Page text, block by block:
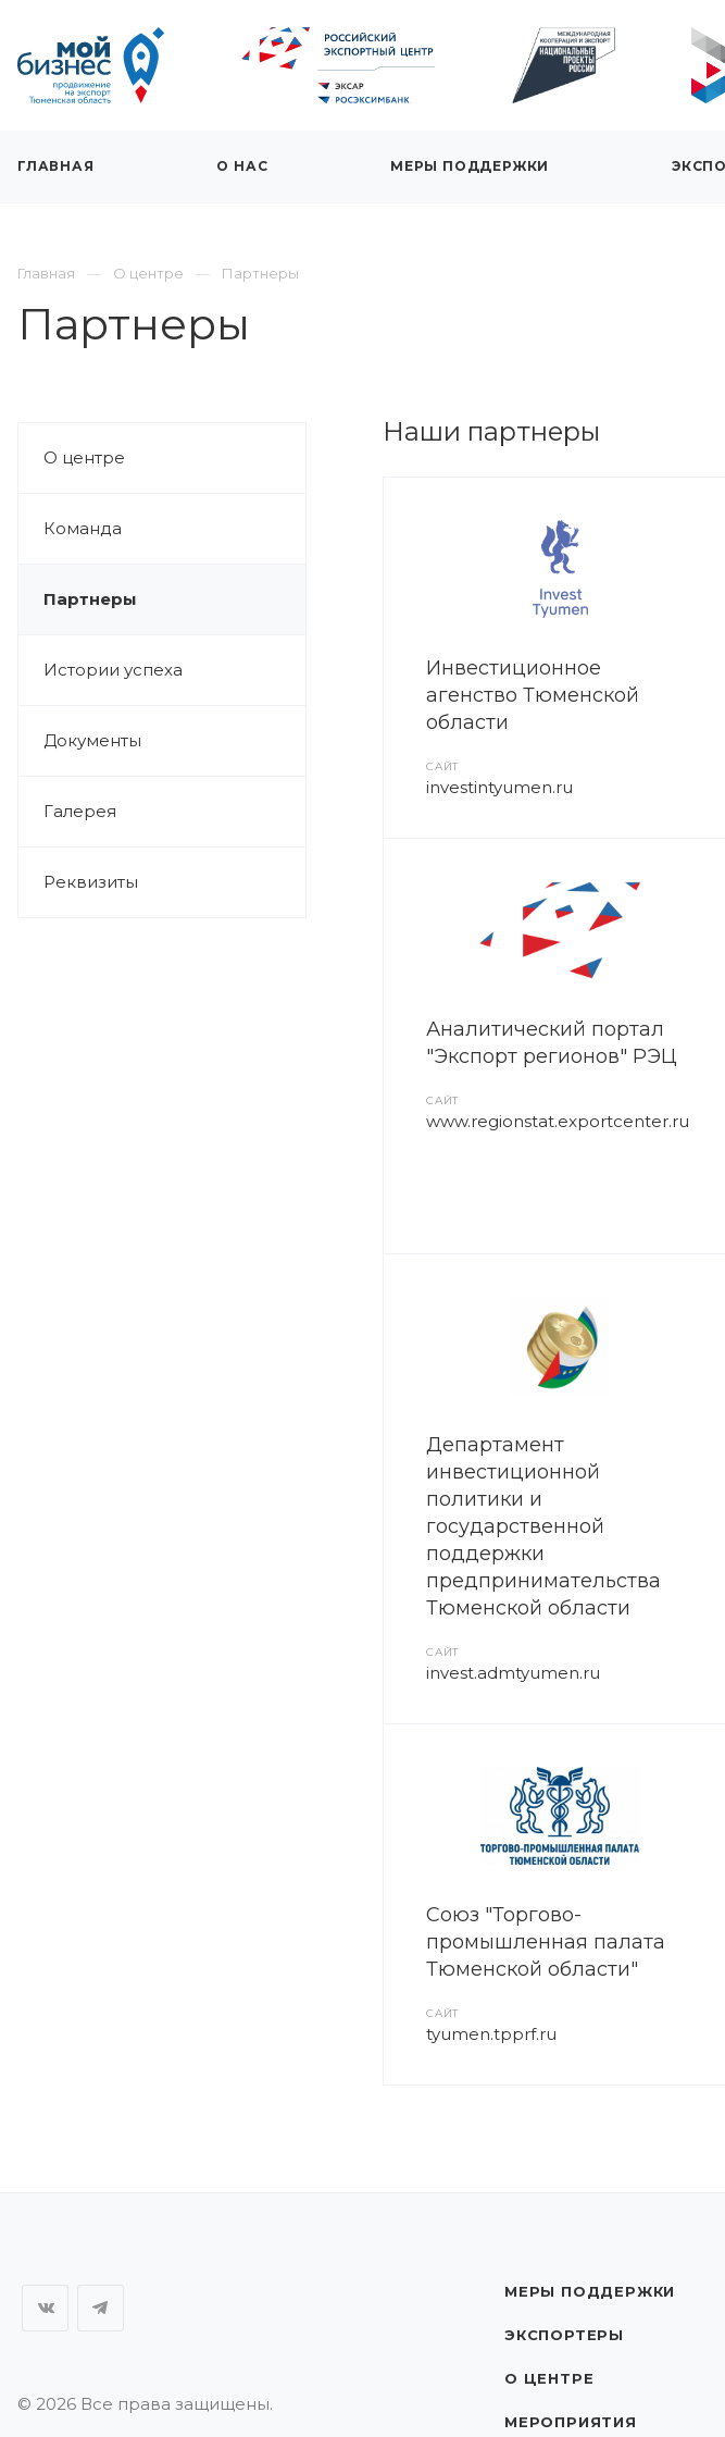
ГЛАВНАЯ О НАС МЕРЫ ПОДДЕРЖКИ
Главная О центре Партнеры
Партнеры
О центре
Команда
Партнеры
Истории успеха
Документы
Галерея
Реквизиты
Наши партнеры
Инвестиционное
агенство Тюменской
области
САЙТ
investintyumen.ru
Аналитический портал
"Экспорт регионов" РЭЦ
САЙТ
www.regionstat.exportcenter.ru
Департамент
инвестиционной
политики и
государственной
поддержки
предпринимательства
Тюменской области
САЙТ
invest.admtyumen.ru
Союз "Торгово-
промышленная палата
Тюменской области"
САЙТ
tyumen.tpprf.ru
© 2026 Все права защищены.
МЕРЫ ПОДДЕРЖКИ
ЭКСПОРТЕРЫ
О ЦЕНТРЕ
МЕРОПРИЯТИЯ